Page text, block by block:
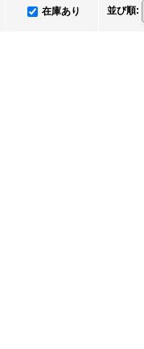
在庫あり 並び順: